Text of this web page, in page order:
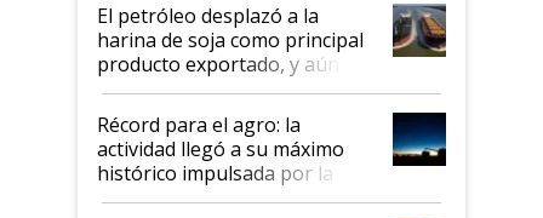
El petróleo desplazó a la
harina de soja como principal
producto exportado, y aún así
el agro aportó casi seis de cada
diez dólares y sostuvo el
liderazgo en un semestre
récord
Récord para el agro: la
actividad llegó a su máximo
histórico impulsada por la
cosecha y las exportaciones